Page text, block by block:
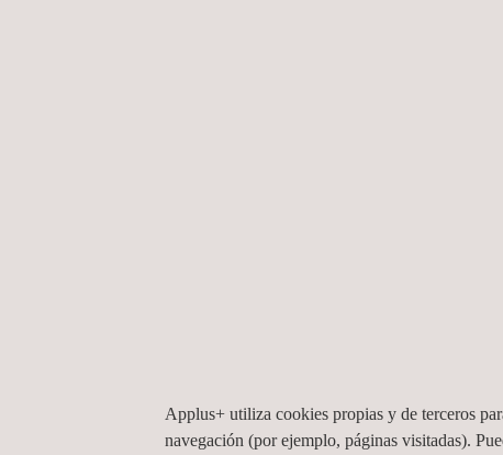
Applus+ utiliza cookies propias y de terceros
navegación (por ejemplo, páginas visitadas).